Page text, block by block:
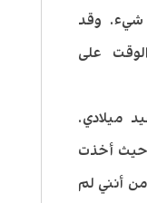
وقد
على
ميلادي.
حيث أخذت
أنني لم